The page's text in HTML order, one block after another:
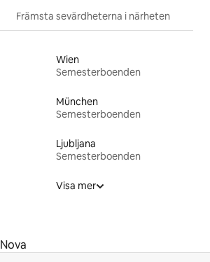
Främsta sevärdheterna i närheten
Wien
Semesterboenden
München
Semesterboenden
Ljubljana
Semesterboenden
Visa mer
Nova